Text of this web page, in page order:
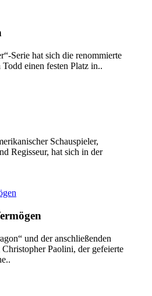
Serie hat sich die renommierte
einen festen Platz in..
Schauspieler,
Regisseur, hat sich in der
und der anschließenden
Paolini, der gefeierte